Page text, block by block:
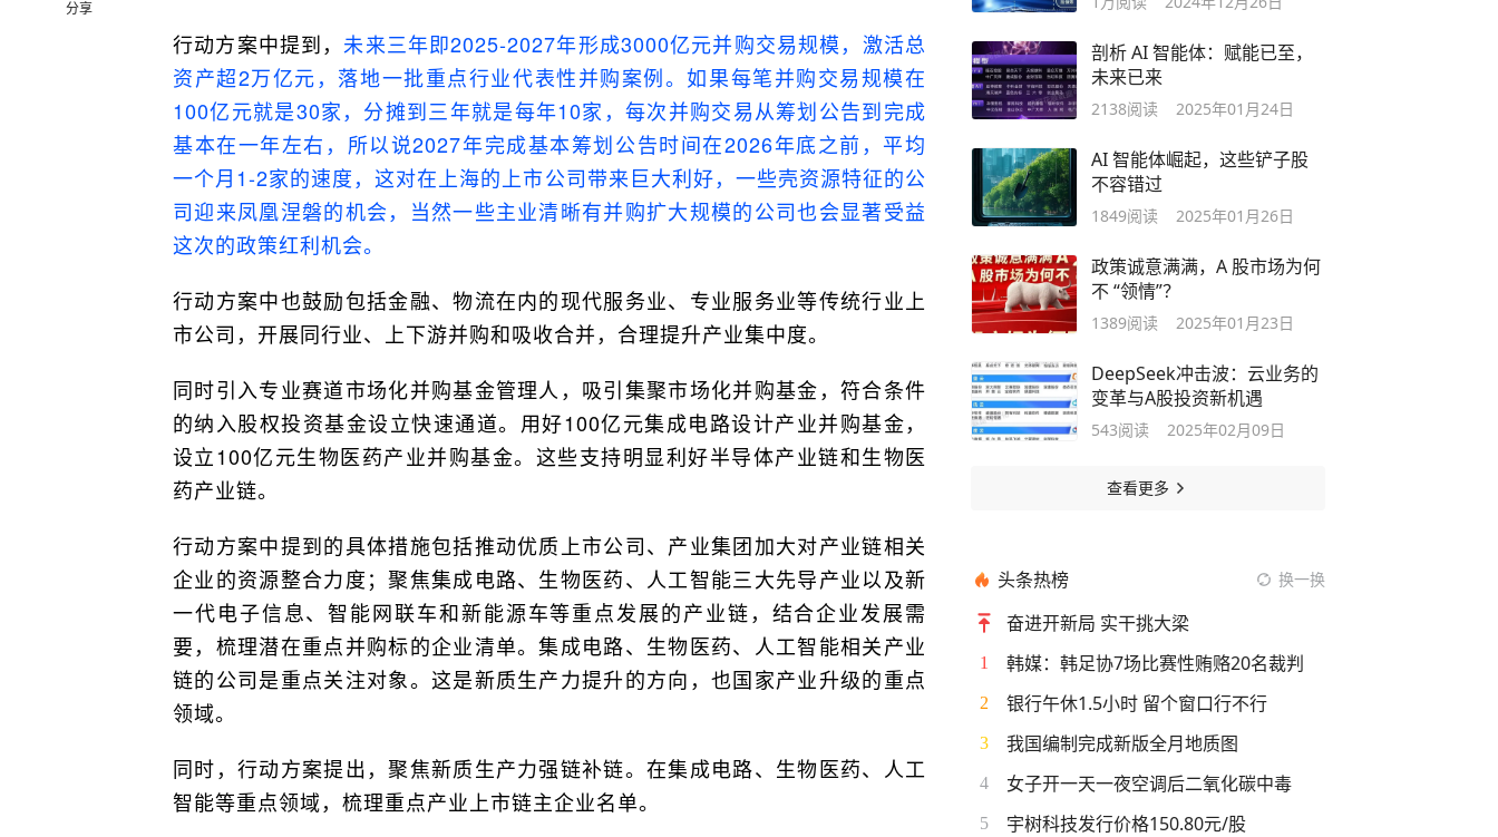
分享
行动方案中提到， 未来三年即2025-2027年形成3000亿元并购交易规模，激活总
资产超2万亿元，落地一批重点行业代表性并购案例。如果每笔并购交易规模在
100亿元就是30家，分摊到三年就是每年10家，每次并购交易从筹划公告到完成
基本在一年左右，所以说2027年完成基本筹划公告时间在2026年底之前，平均
一个月1-2家的速度，这对在上海的上市公司带来巨大利好，一些壳资源特征的公
司迎来凤凰涅磐的机会，当然一些主业清晰有并购扩大规模的公司也会显著受益
这次的政策红利机会。
行动方案中也鼓励包括金融、物流在内的现代服务业、专业服务业等传统行业上
市公司，开展同行业、上下游并购和吸收合并，合理提升产业集中度。
同时引入专业赛道市场化并购基金管理人，吸引集聚市场化并购基金，符合条件
的纳入股权投资基金设立快速通道。用好100亿元集成电路设计产业并购基金，
设立100亿元生物医药产业并购基金。这些支持明显利好半导体产业链和生物医
药产业链。
行动方案中提到的具体措施包括推动优质上市公司、产业集团加大对产业链相关
企业的资源整合力度；聚焦集成电路、生物医药、人工智能三大先导产业以及新
一代电子信息、智能网联车和新能源车等重点发展的产业链，结合企业发展需
要，梳理潜在重点并购标的企业清单。集成电路、生物医药、人工智能相关产业
链的公司是重点关注对象。这是新质生产力提升的方向，也国家产业升级的重点
领域。
同时，行动方案提出，聚焦新质生产力强链补链。在集成电路、生物医药、人工
智能等重点领域，梳理重点产业上市链主企业名单。
剖析 AI 智能体：赋能已至，
未来已来
2138阅读 2025年01月24日
AI 智能体崛起，这些铲子股
不容错过
1849阅读 2025年01月26日
政策诚意满满，A 股市场为何
不 “领情”？
1389阅读 2025年01月23日
DeepSeek冲击波：云业务的
变革与A股投资新机遇
543阅读 2025年02月09日
查看更多
头条热榜 换一换
奋进开新局 实干挑大梁
1 韩媒：韩足协7场比赛性贿赂20名裁判
2 银行午休1.5小时 留个窗口行不行
3 我国编制完成新版全月地质图
4 女子开一天一夜空调后二氧化碳中毒
5 宇树科技发行价格150.80元/股